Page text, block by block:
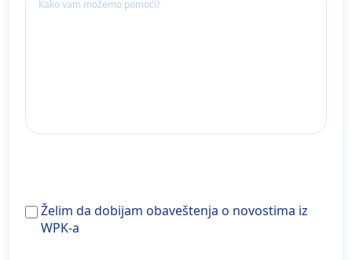
ŽelimŽelim da dobijam obaveštenja o novostima iz
WPK-a